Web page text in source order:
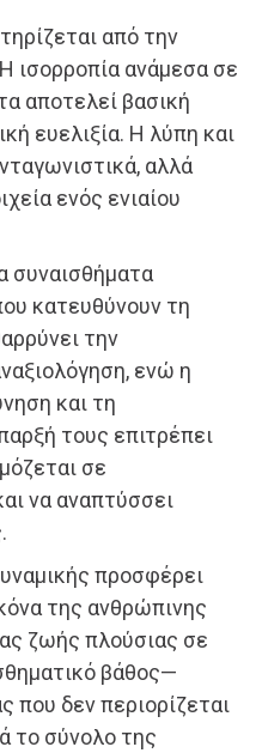
από την
ισορροπία ανάμεσα σε
αποτελεί βασική
ευελιξία. Η λύπη και
αλλά
ενός ενιαίου
συναισθήματα
κατευθύνουν τη
την
ενώ η
και τη
τους επιτρέπει
σε
να αναπτύσσει
προσφέρει
της ανθρώπινης
ζωής πλούσιας σε
βάθος—
που δεν περιορίζεται
το σύνολο της